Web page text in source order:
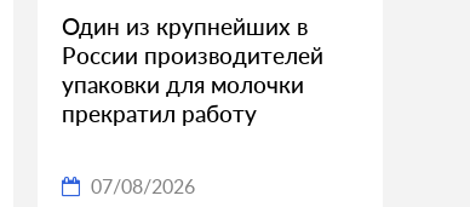
Один из крупнейших в
России производителей
упаковки для молочки
прекратил работу
07/08/2026